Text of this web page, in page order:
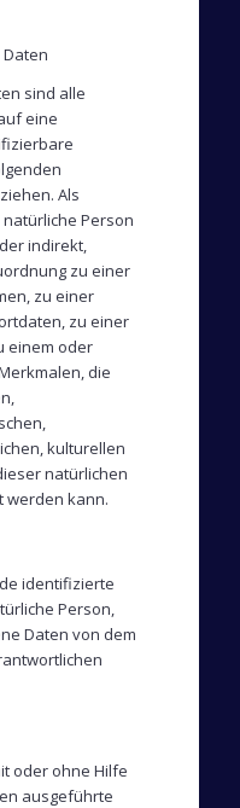
sind alle
eine
Als
Person
indirekt,
zu einer
zu einer
zu einer
einem oder
die
kulturellen
natürlichen
werden kann.
identifizierte
Person,
Daten von dem
oder ohne Hilfe
ausgeführte